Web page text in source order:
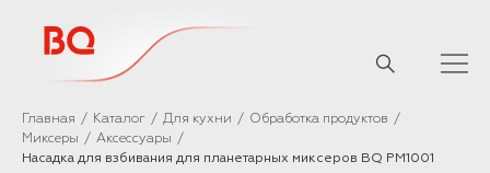
Главная Каталог Для кухни
Обработка продуктов
Миксеры
Аксессуары
Насадка для взбивания для планетарных миксеров BQ PM1001